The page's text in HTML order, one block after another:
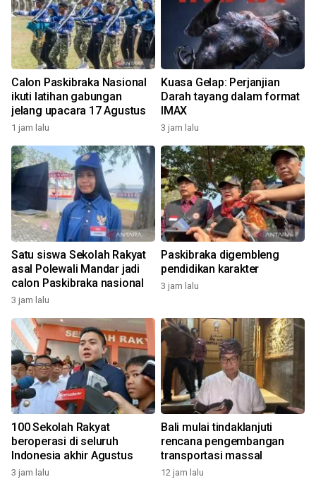
Calon Paskibraka Nasional
ikuti latihan gabungan
jelang upacara 17 Agustus
1 jam lalu
Kuasa Gelap: Perjanjian
Darah tayang dalam format
IMAX
3 jam lalu
Satu siswa Sekolah Rakyat
asal Polewali Mandar jadi
calon Paskibraka nasional
3 jam lalu
Paskibraka digembleng
pendidikan karakter
3 jam lalu
100 Sekolah Rakyat
beroperasi di seluruh
Indonesia akhir Agustus
3 jam lalu
Bali mulai tindaklanjuti
rencana pengembangan
transportasi massal
12 jam lalu